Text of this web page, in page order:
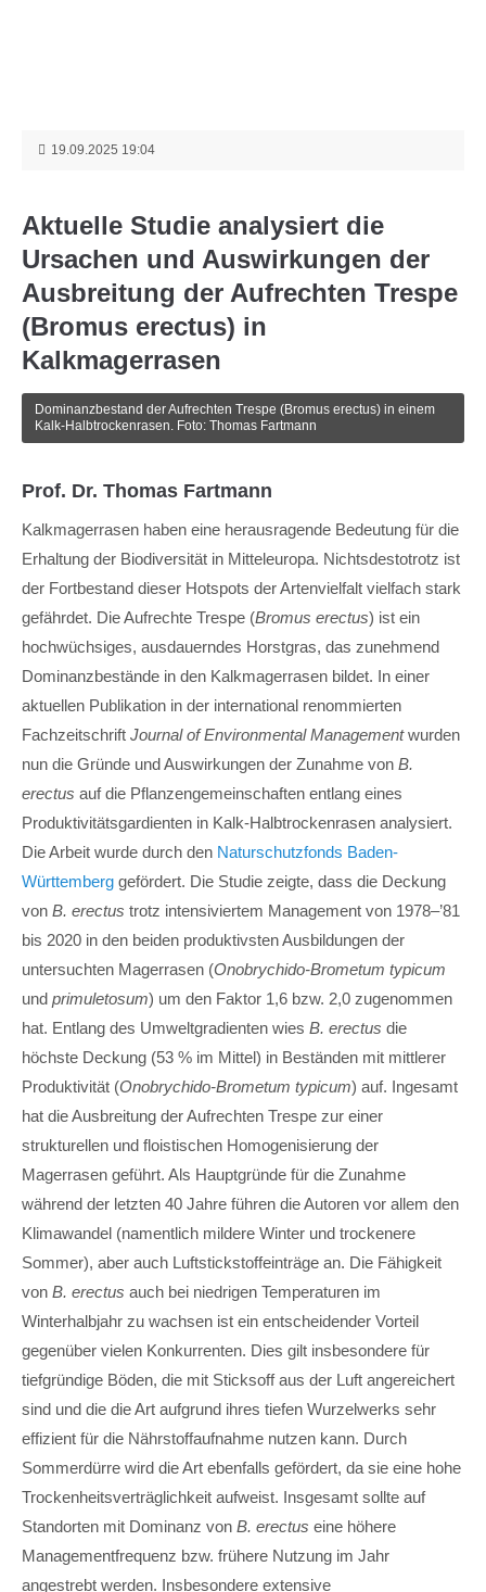
Anmelden
Register|Lost your password?
Support
Lorem ipsum dolor sit amet:
24h/ 365days
Mon - Fri 8:00am - 5:00pm(GMT +1)
Get in touch
376-293 City Road, Suite 600
San Francisco, CA 94102
+44 1234 567 890
Drop us a line
info@yourdomain.com
About us
Lorem ipsum dolor sit amet, consectetuer
adipiscing elit.
Aenean commodo ligula eget dolor. Aenean massa.
Cum sociis natoque penatibus et magnis dis parturient
montes, nascetur ridiculus mus. Donec quam felis,
ultricies nec.
19.09.2025 19:04
Aktuelle Studie analysiert die
Ursachen und Auswirkungen der
Ausbreitung der Aufrechten Trespe
(Bromus erectus) in
Kalkmagerrasen
Dominanzbestand der Aufrechten Trespe (Bromus erectus) in einem
Kalk-Halbtrockenrasen. Foto: Thomas Fartmann
Prof. Dr. Thomas Fartmann
Kalkmagerrasen haben eine herausragende Bedeutung für die
Erhaltung der Biodiversität in Mitteleuropa. Nichtsdestotrotz ist
der Fortbestand dieser Hotspots der Artenvielfalt vielfach stark
gefährdet. Die Aufrechte Trespe (Bromus erectus) ist ein
hochwüchsiges, ausdauerndes Horstgras, das zunehmend
Dominanzbestände in den Kalkmagerrasen bildet. In einer
aktuellen Publikation in der international renommierten
Fachzeitschrift Journal of Environmental Managementwurden
nun die Gründe und Auswirkungen der Zunahme von B.
erectus auf die Pflanzengemeinschaften entlang eines
Produktivitätsgardienten in Kalk-Halbtrockenrasen analysiert.
Die Arbeit wurde durch den Naturschutzfonds Baden-
Württemberg gefördert. Die Studie zeigte, dass die Deckung
von B. erectus trotz intensiviertem Management von 1978–’81
bis 2020 in den beiden produktivsten Ausbildungen der
untersuchten Magerrasen (Onobrychido-Brometum typicum
und primuletosum) um den Faktor 1,6 bzw. 2,0 zugenommen
hat. Entlang des Umweltgradienten wies B. erectus die
höchste Deckung (53 % im Mittel) in Beständen mit mittlerer
Produktivität (Onobrychido-Brometum typicum) auf. Ingesamt
hat die Ausbreitung der Aufrechten Trespe zur einer
strukturellen und floistischen Homogenisierung der
Magerrasen geführt. Als Hauptgründe für die Zunahme
während der letzten 40 Jahre führen die Autoren vor allem den
Klimawandel (namentlich mildere Winter und trockenere
Sommer), aber auch Luftstickstoffeinträge an. Die Fähigkeit
von B. erectus auch bei niedrigen Temperaturen im
Winterhalbjahr zu wachsen ist ein entscheidender Vorteil
gegenüber vielen Konkurrenten. Dies gilt insbesondere für
tiefgründige Böden, die mit Sticksoff aus der Luft angereichert
sind und die die Art aufgrund ihres tiefen Wurzelwerks sehr
effizient für die Nährstoffaufnahme nutzen kann. Durch
Sommerdürre wird die Art ebenfalls gefördert, da sie eine hohe
Trockenheitsverträglichkeit aufweist. Insgesamt sollte auf
Standorten mit Dominanz von B. erectus eine höhere
Managementfrequenz bzw. frühere Nutzung im Jahr
angestrebt werden. Insbesondere extensive